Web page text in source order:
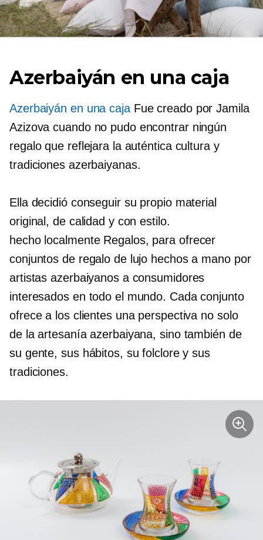
Azerbaiyán en una caja
Azerbaiyán en una cajaFue creado por Jamila
Azizova cuando no pudo encontrar ningún
regalo que reflejara la auténtica cultura y
tradiciones azerbaiyanas.
Ella decidió conseguir su propio material
original, de calidad y con estilo.
hecho localmenteRegalos, para ofrecer
conjuntos de regalo de lujo hechos a mano por
artistas azerbaiyanos a consumidores
interesados ​​en todo el mundo. Cada conjunto
ofrece a los clientes una perspectiva no solo
de la artesanía azerbaiyana, sino también de
su gente, sus hábitos, su folclore y sus
tradiciones.